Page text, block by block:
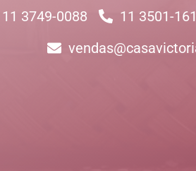
11 3749-0088 11 3501-